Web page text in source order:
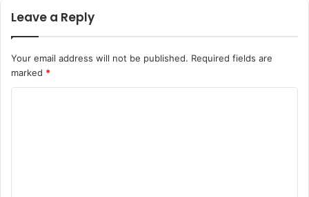
Leave a Reply
Your email address will not be published. Required fields are
marked *